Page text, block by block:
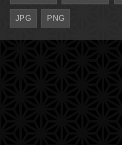
JPG PNG